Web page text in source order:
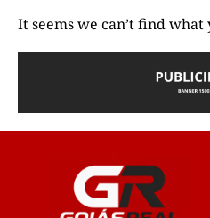
It seems we can’t find what